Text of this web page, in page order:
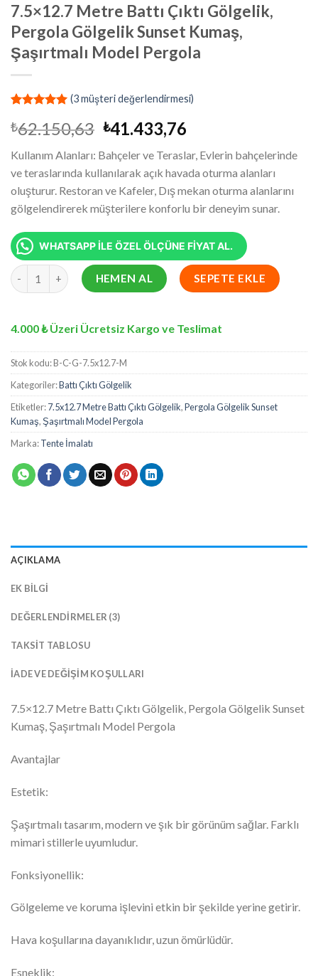
7.5×12.7 Metre Battı Çıktı Gölgelik,
Pergola Gölgelik Sunset Kumaş,
Şaşırtmalı Model Pergola
puanına
dayanarak
5 üzerinden
5.00puan
aldı
(3müşteri değerlendirmesi)
₺62.150,63 Orijinal
₺62.150,63.
₺41.433,76
fiyat:
₺41.433,76.
Kullanım Alanları: Bahçeler ve Teraslar, Evlerin bahçelerinde
ve teraslarında kullanılarak açık havada oturma alanları
oluşturur. Restoran ve Kafeler, Dış mekan oturma alanlarını
gölgelendirerek müşterilere konforlu bir deneyim sunar.
WHATSAPP İLE ÖZEL ÖLÇÜNE FİYAT AL.
7.5x12.7 Metre Battı Çıktı Gölgelik, Pergola Gölgelik Sunset
HEMEN AL SEPETE EKLE
4.000 ₺ Üzeri Ücretsiz Kargo ve Teslimat
Stok kodu:B-C-G-7.5x12.7-M
Kategoriler:Battı Çıktı Gölgelik
Etiketler:7.5x12.7 Metre Battı Çıktı Gölgelik,Pergola Gölgelik Sunset
Kumaş,Şaşırtmalı Model Pergola
Marka:Tente İmalatı
AÇIKLAMA
EK BILGI
DEĞERLENDIRMELER (3)
TAKSIT TABLOSU
İADE VE DEĞIŞIM KOŞULLARI
7.5×12.7 Metre Battı Çıktı Gölgelik, Pergola Gölgelik Sunset
Kumaş, Şaşırtmalı Model Pergola
Avantajlar
Estetik:
Şaşırtmalı tasarım, modern ve şık bir görünüm sağlar. Farklı
mimari stillerle uyumludur.
Fonksiyonellik:
Gölgeleme ve koruma işlevini etkin bir şekilde yerine getirir.
Hava koşullarına dayanıklıdır, uzun ömürlüdür.
Esneklik: